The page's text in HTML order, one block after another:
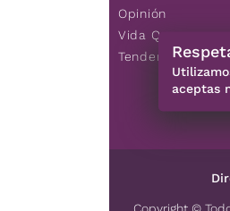
Opinión
Vida Q
Tendencias
aceptas